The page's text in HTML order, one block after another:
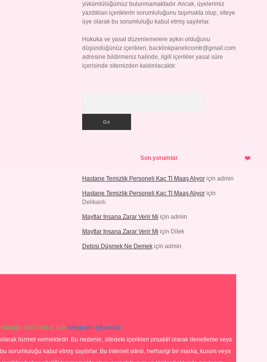
yükümlülüğümüz bulunmamaktadır. Ancak, üyelerimiz
yazdıkları içeriklerin sorumluluğunu taşımakta olup, siteye
üye olarak bu sorumluluğu kabul etmiş sayılırlar.
Hukuka ve yasal düzenlemelere aykırı olduğunu
düşündüğünüz içerikleri, backlinkpanelicomtr@gmail.com
adresine bildirmeniz halinde, ilgili içerikler yasal süre
içerisinde sitemizden kaldırılacaktır.
Son yorumlar
Hastane Temizlik Personeli Kaç Tl Maaş Alıyoriçin admin
Hastane Temizlik Personeli Kaç Tl Maaş Alıyoriçin
Delikanlı
Maytlar Insana Zarar Verir Mi için admin
Maytlar Insana Zarar Verir Mi için Dilek
Debisi Düşmek Ne Demekiçin admin
0262 606 0 726 Telegram: @karabul
hizmet vermektedir. Bu nedenle, sitedeki içerikleri proaktif olarak denetleme veya
sorumluluğu kabul etmiş sayılırlar. Bu internet sitesi, herhangi bir marka, kurum veya